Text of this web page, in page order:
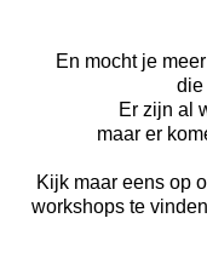
En mocht je
die
Er zijn al
maar er
Kijk maar eens op
workshops te